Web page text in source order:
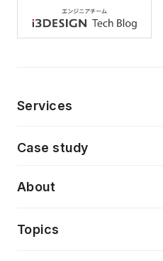
Services
AI駆動開発支援
デジタルプロダクトデザ
デザインシステム構築支
Case study
About
当社が目指しているもの
Topics